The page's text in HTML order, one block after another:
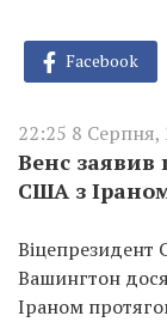
Facebook
22:25 8 Серпня,
Венс заявив
США з
Вашингтон
Іраном